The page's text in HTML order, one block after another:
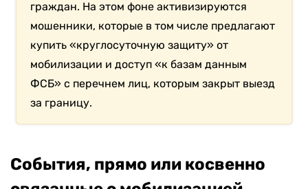
граждан. На этом фоне активизируются
мошенники, которые в том числе предлагают
купить «круглосуточную защиту» от
мобилизации и доступ «к базам данным
ФСБ» с перечнем лиц, которым закрыт выезд
за границу.
События, прямо или косвенно